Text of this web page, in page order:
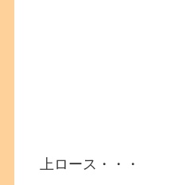
上ロース・・・